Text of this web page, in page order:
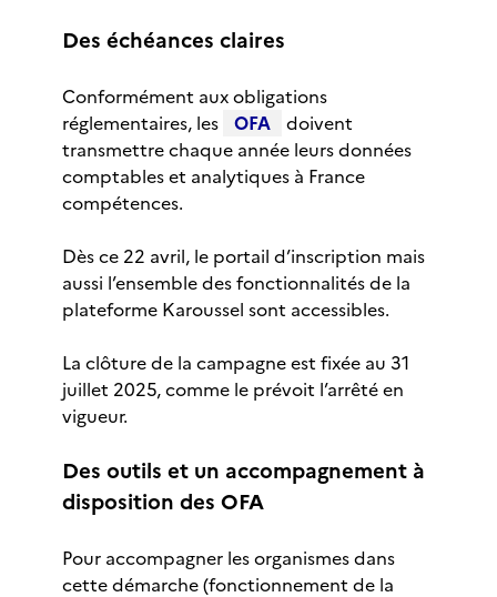
Des échéances claires
Conformément aux obligations
réglementaires, les OFA doivent
transmettre chaque année leurs données
comptables et analytiques à France
compétences.
Dès ce 22 avril, le portail d’inscription mais
aussi l’ensemble des fonctionnalités de la
plateforme Karoussel sont accessibles.
La clôture de la campagne est fixée au 31
juillet 2025, comme le prévoit l’arrêté en
vigueur.
Des outils et un accompagnement à
disposition des OFA
Pour accompagner les organismes dans
cette démarche (fonctionnement de la